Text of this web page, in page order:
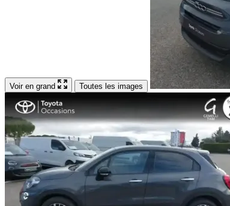
Voir en grand Toutes les images